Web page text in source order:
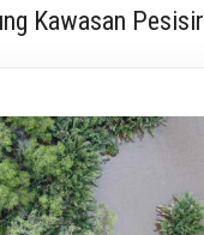
Kawasan Pesisir